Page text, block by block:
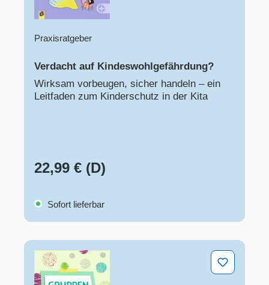
Praxisratgeber
Verdacht auf Kindeswohlgefährdung?​
Wirksam vorbeugen, sicher handeln – ein
Leitfaden zum Kinderschutz in der Kita
22,99 € (D)
Sofort lieferbar
Gruppentagebuch für Krippe und Kita